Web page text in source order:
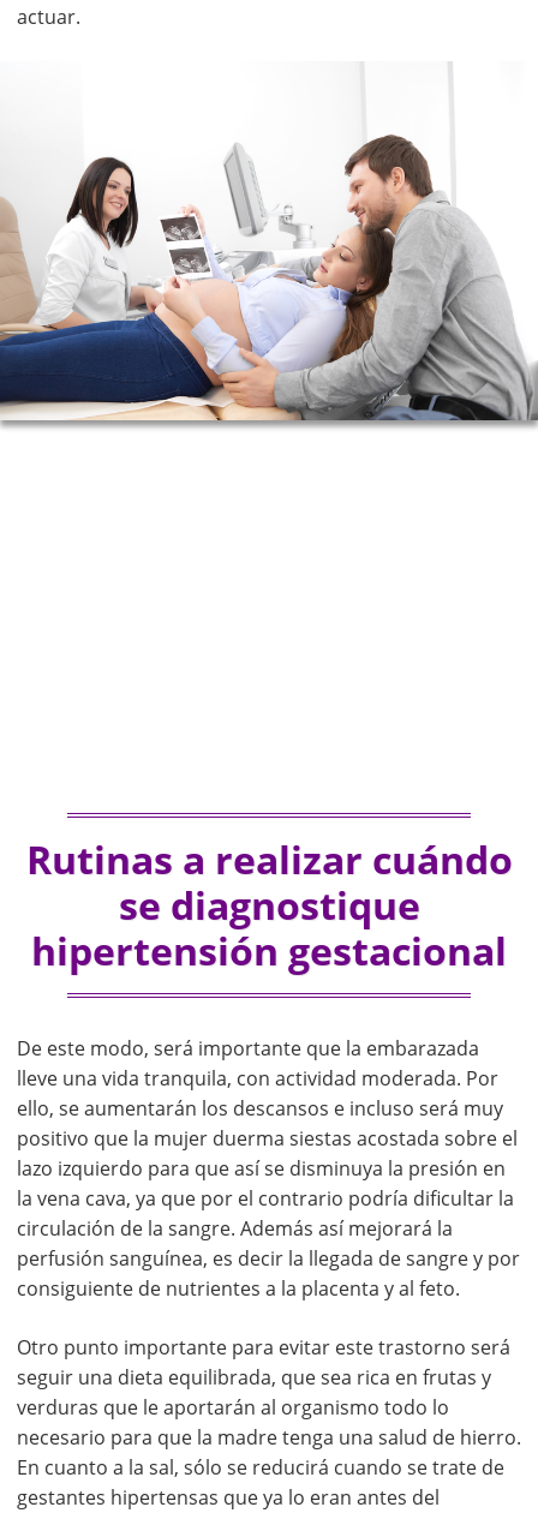
actuar.
Rutinas a realizar cuándo
se diagnostique
hipertensión gestacional
De este modo, será importante que la embarazada
lleve una vida tranquila, con actividad moderada. Por
ello, se aumentarán los descansos e incluso será muy
positivo que la mujer duerma siestas acostada sobre el
lazo izquierdo para que así se disminuya la presión en
la vena cava, ya que por el contrario podría dificultar la
circulación de la sangre. Además así mejorará la
perfusión sanguínea, es decir la llegada de sangre y por
consiguiente de nutrientes a la placenta y al feto.
Otro punto importante para evitar este trastorno será
seguir una dieta equilibrada, que sea rica en frutas y
verduras que le aportarán al organismo todo lo
necesario para que la madre tenga una salud de hierro.
En cuanto a la sal, sólo se reducirá cuando se trate de
gestantes hipertensas que ya lo eran antes del